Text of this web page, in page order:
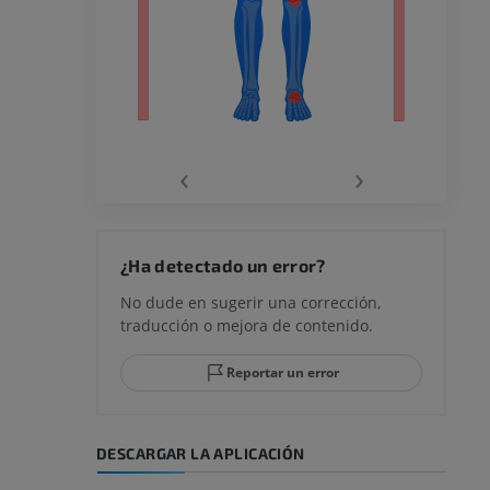
‹ ›
¿Ha detectado un error?
No dude en sugerir una corrección,
traducción o mejora de contenido.
Reportar un error
DESCARGAR LA APLICACIÓN